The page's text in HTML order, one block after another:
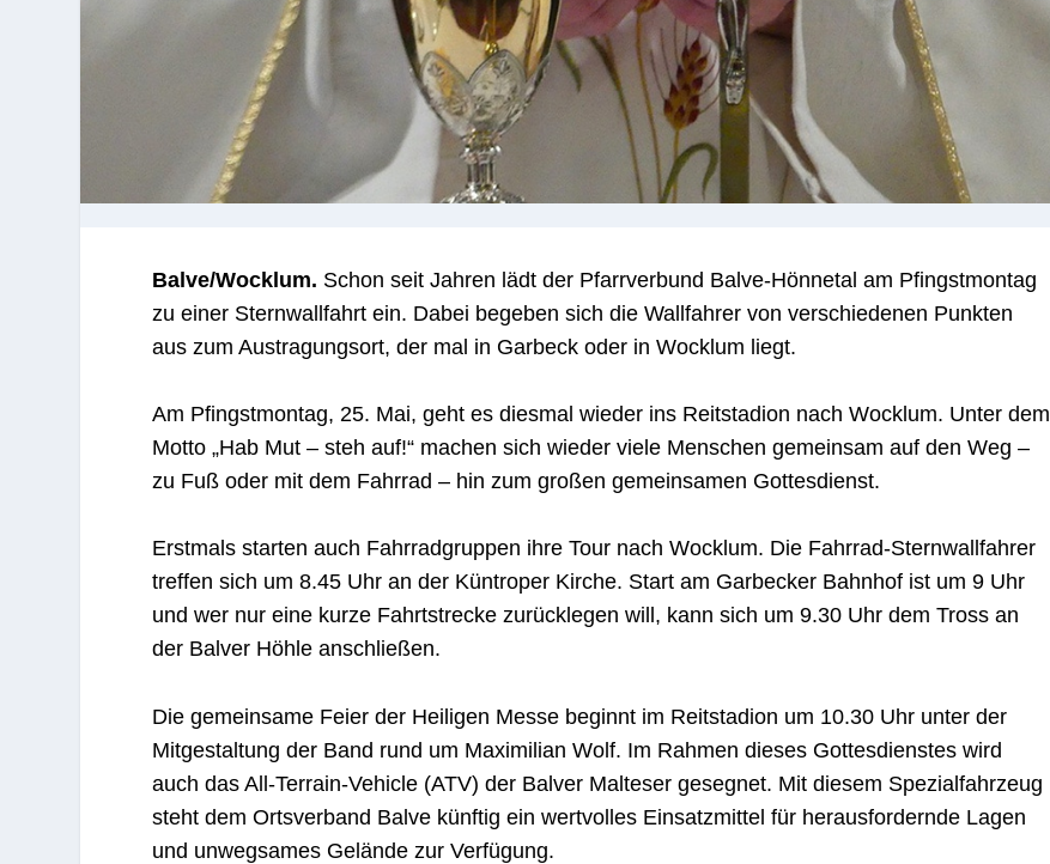
Balve/Wocklum. Schon seit Jahren lädt der Pfarrverbund Balve-Hönnetal am Pfingstmontag
zu einer Sternwallfahrt ein. Dabei begeben sich die Wallfahrer von verschiedenen Punkten
aus zum Austragungsort, der mal in Garbeck oder in Wocklum liegt.
Am Pfingstmontag, 25. Mai, geht es diesmal wieder ins Reitstadion nach Wocklum. Unter dem
Motto „Hab Mut – steh auf!“ machen sich wieder viele Menschen gemeinsam auf den Weg –
zu Fuß oder mit dem Fahrrad – hin zum großen gemeinsamen Gottesdienst.
Erstmals starten auch Fahrradgruppen ihre Tour nach Wocklum. Die Fahrrad-Sternwallfahrer
treffen sich um 8.45 Uhr an der Küntroper Kirche. Start am Garbecker Bahnhof ist um 9 Uhr
und wer nur eine kurze Fahrtstrecke zurücklegen will, kann sich um 9.30 Uhr dem Tross an
der Balver Höhle anschließen.
Die gemeinsame Feier der Heiligen Messe beginnt im Reitstadion um 10.30 Uhr unter der
Mitgestaltung der Band rund um Maximilian Wolf. Im Rahmen dieses Gottesdienstes wird
auch das All-Terrain-Vehicle (ATV) der Balver Malteser gesegnet. Mit diesem Spezialfahrzeug
steht dem Ortsverband Balve künftig ein wertvolles Einsatzmittel für herausfordernde Lagen
und unwegsames Gelände zur Verfügung.